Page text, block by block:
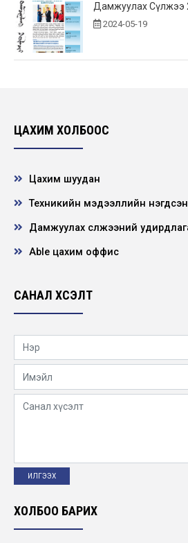
Дамжуулах Сүлжээ
2024-05-19
ЦАХИМ ХОЛБООС
Цахим шуудан
Техникийн мэдээллийн
Дамжуулах сүлжээний
Able цахим оффис
САНАЛ ХҮСЭЛТ
ХОЛБОО БАРИХ